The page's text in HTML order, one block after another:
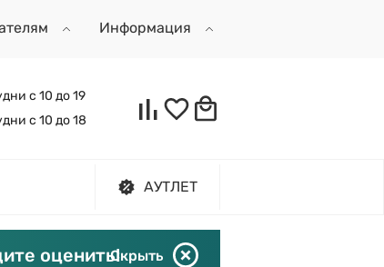
Информация
с 10 до 19
с 10 до 18
АУТЛЕТ
оценить!Скрыть